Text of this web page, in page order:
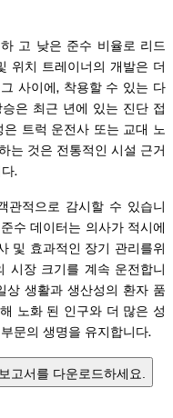
고 낮은 준수 비율로 리드
위치 트레이너의 개발은 더
사이에, 착용할 수 있는 다
은 최근 년에 있는 진단 접
트럭 운전사 또는 교대 노
는 것은 전통적인 시설 근거
.
적으로 감시할 수 있습니
수 데이터는 의사가 적시에
및 효과적인 장기 관리를위
시장 크기를 계속 운전합니
상 생활과 생산성의 환자 품
노화 된 인구와 더 많은 성
문의 생명을 유지합니다.
고서를 다운로드하세요.